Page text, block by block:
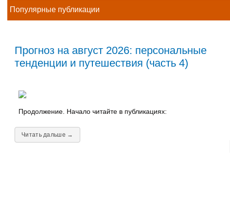
Популярные публикации
Прогноз на август 2026: персональные
тенденции и путешествия (часть 4)
Продолжение. Начало читайте в публикациях:
Читать дальше →